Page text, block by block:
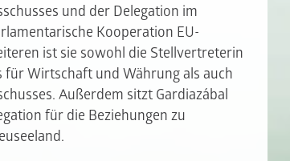
und der Delegation im
Kooperation EU-
ist sie sowohl die Stellvertreterin
für Wirtschaft und Währung als auch
Außerdem sitzt Gardiazábal
für die Beziehungen zu